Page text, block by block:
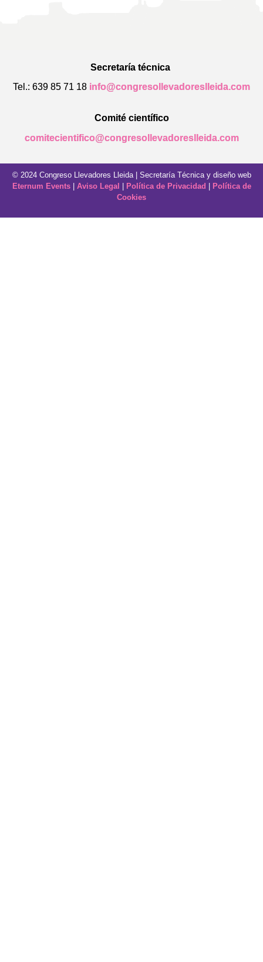
Secretaría técnica
Tel.: 639 85 71 18 info@congresollevadoreslleida.com
Comité científico
comitecientifico@congresollevadoreslleida.com
© 2024 Congreso Llevadores Lleida | Secretaría Técnica y diseño web
Eternum Events| Aviso Legal Política de Privacidad
Política de
Cookies